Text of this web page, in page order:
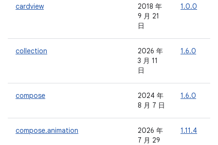
cardview
2018 年
9 月 21
日
1.0.0
collection
2026 年
3 月 11
日
1.6.0
compose
2024 年
8 月 7 日
1.6.0
compose.animation
2026 年
7 月 29
1.11.4